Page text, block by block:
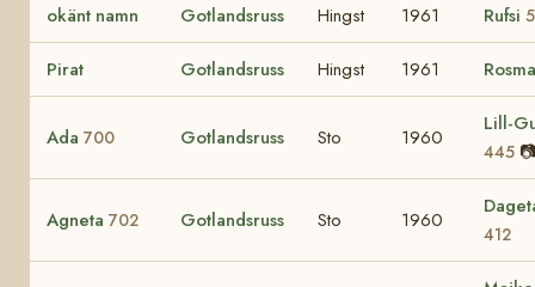
okänt namn Gotlandsruss Hingst 1961 Rufsi
Pirat Gotlandsruss Hingst 1961
Ada 700 Gotlandsruss Sto 1960
Lill-
445
Agneta 702 Gotlandsruss Sto 1960
412